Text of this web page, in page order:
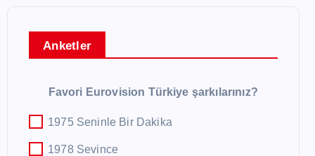
Anketler
Favori Eurovision Türkiye şarkılarınız?
1975 Seninle Bir Dakika
1978 Sevince